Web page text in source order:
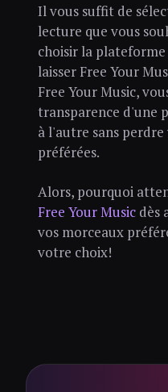
Il vous suffit de
lecture que vous
choisir la
laisser Free Your
Free Your Music,
transparence d'une
à l'autre sans
préférées.
Alors, pourquoi
Free Your Musicdès
vos morceaux
votre choix!